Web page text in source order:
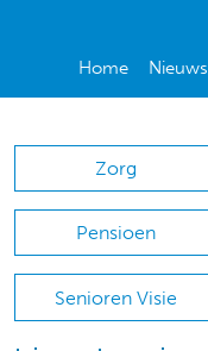
Home Nieuws
Zorg
Pensioen
Senioren Visie